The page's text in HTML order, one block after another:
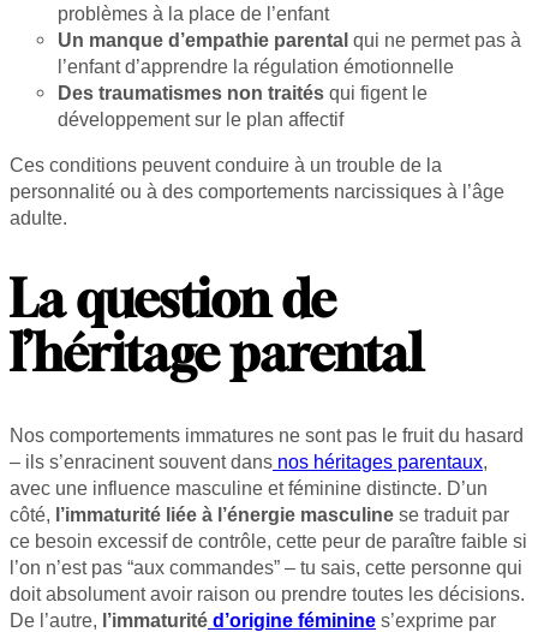
problèmes à la place de l’enfant
Un manque d’empathie parental qui ne permet pas à
l’enfant d’apprendre la régulation émotionnelle
Des traumatismes non traités qui figent le
développement sur le plan affectif
Ces conditions peuvent conduire à un trouble de la
personnalité ou à des comportements narcissiques à l’âge
adulte.
La question de
l’héritage parental
Nos comportements immatures ne sont pas le fruit du hasard
– ils s’enracinent souvent dans nos héritages parentaux
avec une influence masculine et féminine distincte. D’un
côté, l’immaturité liée à l’énergie masculine se traduit par
ce besoin excessif de contrôle, cette peur de paraître faible si
l’on n’est pas “aux commandes” – tu sais, cette personne qui
doit absolument avoir raison ou prendre toutes les décisions.
De l’autre, l’immaturité d’origine féminine s’exprime par